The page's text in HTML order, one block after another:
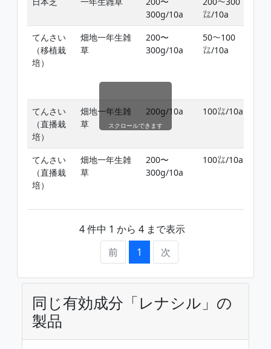
300g/10a
㍑/10a
てんさい
（移植栽
培）
畑地一年生雑
草
200〜
300g/10a
50〜100
㍑/10a
てんさい
（直播栽
培）
畑地一年生雑
草
200g/10a 100㍑/10a
てんさい
（直播栽
培）
畑地一年生雑
草
200〜
300g/10a
100㍑/10a
4 件中 1 から 4 まで表示
前
1 次
スクロールできます
同じ有効成分「レナシル」の
製品